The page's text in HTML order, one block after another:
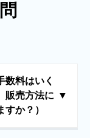
数料はいく
販売方法に
か？）